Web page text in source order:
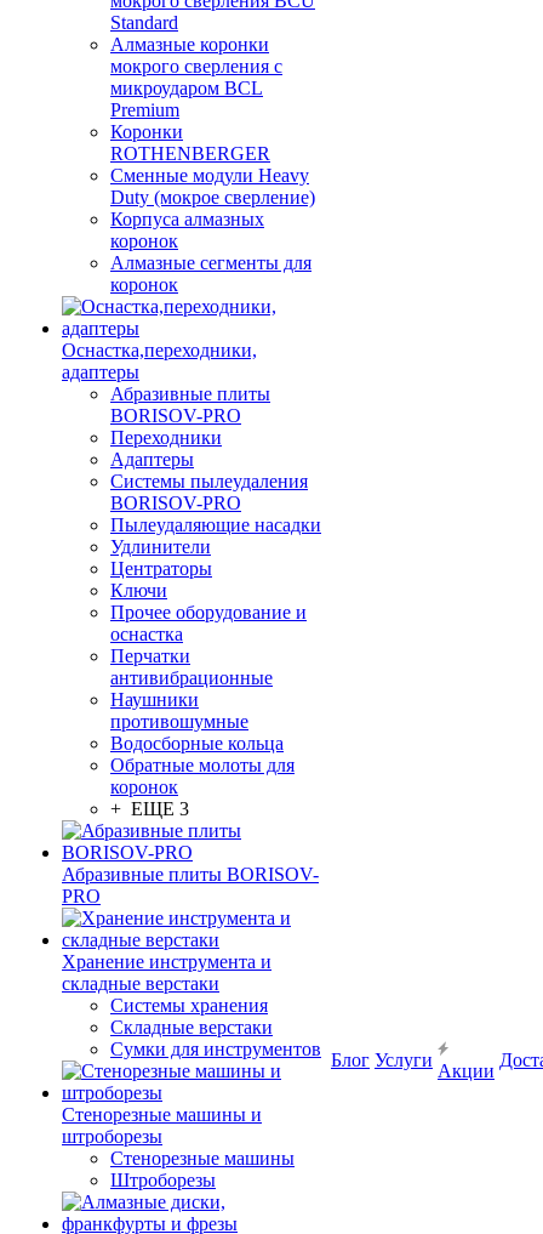
Standard
Алмазные коронки
мокрого сверления с
микроударом BCL
Premium
Коронки
ROTHENBERGER
Сменные модули Heavy
Duty (мокрое сверление)
Корпуса алмазных
коронок
Алмазные сегменты для
коронок
Оснастка,переходники,
адаптеры
Абразивные плиты
BORISOV-PRO
Переходники
Адаптеры
Системы пылеудаления
BORISOV-PRO
Пылеудаляющие насадки
Удлинители
Центраторы
Ключи
Прочее оборудование и
оснастка
Перчатки
антивибрационные
Наушники
противошумные
Водосборные кольца
Обратные молоты для
коронок
+ ЕЩЕ 3
Абразивные плиты BORISOV-
PRO
Хранение инструмента и
складные верстаки
Системы хранения
Складные верстаки
Сумки для инструментов
Стенорезные машины и
штроборезы
Стенорезные машины
Штроборезы
Блог Услуги
Акции